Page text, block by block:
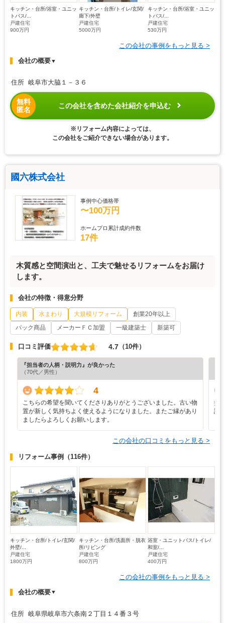
キッチン・台所/浴室・ユニッ
トバス/...
戸建住宅
900万円
キッチン・台所/トイレ/玄関/
廊下/外壁
戸建住宅
5000万円
キッチン・台所/浴室・ユニッ
トバス/...
戸建住宅
530万円
この会社の事例をもっと見る >
会社の概要▼
住所 岐阜市大脇１－３６
無料
匿名
この会社を含めた会社紹介を申込む
※リフォーム内容によっては、
この会社をご紹介できない場合があります。
國六株式会社
事例中心価格帯
〜100万円
ホームプロ累計成約件数
17件
木質感と空間演出と、工夫で魅せるリフォームをお届け
します。
会社の特徴・得意分野
内装 水まわり 大規模リフォーム
創業20年以上
パック商品
メーカーＦＣ加盟 一級建築士 新築可
口コミ評価 4.7 （10件）
『担当者の人柄・説明力』が良かった
（70代／男性）
4
こちらの希望を聞いてくださりありがとうございました。古い物
置が新しく気持ちよく使えるようになりました。またご縁があり
ましたらよろしくお願いします。
担
誠
この会社の口コミをもっと見る >
リフォーム事例 （116件）
キッチン・台所/トイレ/玄関/
外壁/...
戸建住宅
1800万円
キッチン・台所/洗面所・脱衣
所/リビング
戸建住宅
800万円
浴室・ユニットバス/トイレ/
和室/...
戸建住宅
400万円
この会社の事例をもっと見る >
会社の概要▼
住所 岐阜県岐阜市六条南２丁目１４番３号